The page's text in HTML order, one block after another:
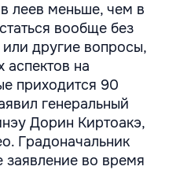
леев меньше, чем в
вообще без
другие вопросы,
на
приходится 90
генеральный
Дорин Киртоакэ,
Градоначальник
заявление во время